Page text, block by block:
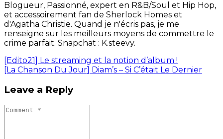
Blogueur, Passionné, expert en R&B/Soul et Hip Hop,
et accessoirement fan de Sherlock Homes et
d'Agatha Christie. Quand je n'écris pas, je me
renseigne sur les meilleurs moyens de commettre le
crime parfait. Snapchat : K.steevy.
[Edito21] Le streaming et la notion d’album !
[La Chanson Du Jour] Diam’s – Si C’était Le Dernier
Leave a Reply